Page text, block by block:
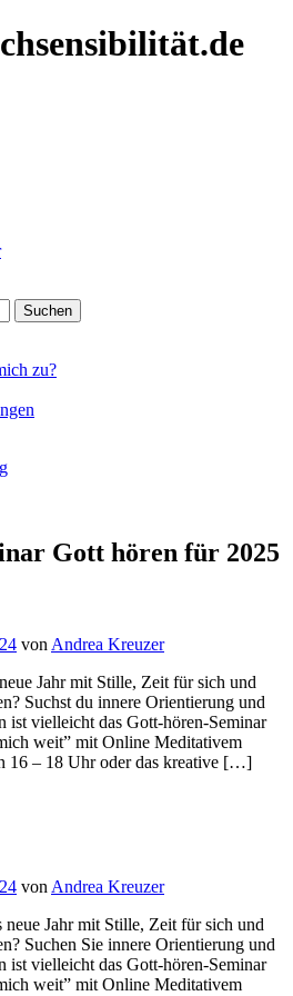
zu?
Gott hören für 2025
von Andrea Kreuzer
Jahr mit Stille, Zeit für sich und
Suchst du innere Orientierung und
ist vielleicht das Gott-hören-Seminar
weit” mit Online Meditativem
16 – 18 Uhr oder das kreative […]
von Andrea Kreuzer
neue Jahr mit Stille, Zeit für sich und
Suchen Sie innere Orientierung und
ist vielleicht das Gott-hören-Seminar
weit” mit Online Meditativem